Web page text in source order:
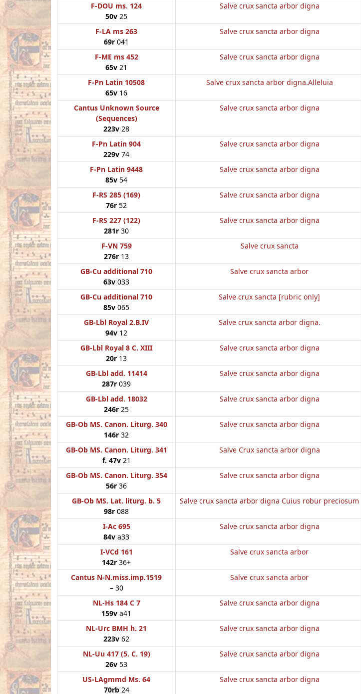
F-DOU ms. 124
50v 25
Salve crux sancta arbor digna
F-LA ms 263
69r 041
Salve crux sancta arbor digna
F-ME ms 452
65v 21
Salve crux sancta arbor digna
F-Pn Latin 10508
65v 16
Salve crux sancta arbor digna.Alleluia
Cantus Unknown Source
(Sequences)
223v 28
Salve crux sancta arbor digna
F-Pn Latin 904
229v 74
Salve crux sancta arbor digna
F-Pn Latin 9448
85v 54
Salve crux sancta arbor digna
F-RS 285 (169)
76r 52
Salve crux sancta arbor digna
F-RS 227 (122)
281r 30
Salve crux sancta arbor digna
F-VN 759
276r 13
Salve crux sancta
GB-Cu additional 710
63v 033
Salve crux sancta arbor
GB-Cu additional 710
85v 065
Salve crux sancta [rubric only]
GB-Lbl Royal 2.B.IV
94v 12
Salve crux sancta arbor digna.
GB-Lbl Royal 8 C. XIII
20r 13
Salve crux sancta arbor digna
GB-Lbl add. 11414
287r 039
Salve crux sancta arbor digna
GB-Lbl add. 18032
246r 25
Salve crux sancta arbor digna
GB-Ob MS. Canon. Liturg. 340
146r 32
Salve crux sancta arbor digna
GB-Ob MS. Canon. Liturg. 341
f. 47v21
Salve Crux sancta arbor digna
GB-Ob MS. Canon. Liturg. 354
56r 36
Salve crux sancta arbor digna
GB-Ob MS. Lat. liturg. b. 5
98r 088
Salve crux sancta arbor digna Cuius robur preciosum
I-Ac 695
84v a33
Salve crux sancta arbor digna
I-VCd 161
142r 36+
Salve crux sancta arbor
Cantus N-N.miss.imp.1519
–30
Salve crux sancta arbor
NL-Hs 184 C 7
159v a41
Salve crux sancta arbor digna
NL-Urc BMH h. 21
223v 62
Salve crux sancta arbor digna
NL-Uu 417 (5. C. 19)
26v 53
Salve crux sancta arbor digna
US-LAgmmd Ms. 64
70rb24
Salve crux sancta arbor digna